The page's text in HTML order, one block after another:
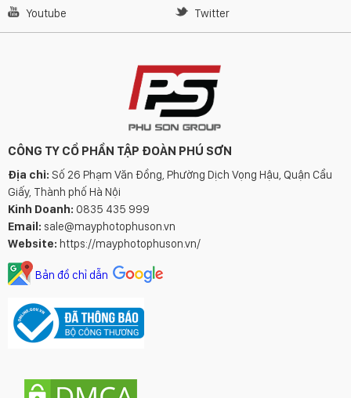
Youtube
Twitter
CÔNG TY CỔ PHẦN TẬP ĐOÀN PHÚ SƠN
Địa chỉ: Số 26 Phạm Văn Đồng, Phường Dịch Vọng Hậu, Quận Cầu
Giấy, Thành phố Hà Nội
Kinh Doanh: 0835 435 999
Email: sale@mayphotophuson.vn
Website: https://mayphotophuson.vn/
Bản đồ chỉ dẫn